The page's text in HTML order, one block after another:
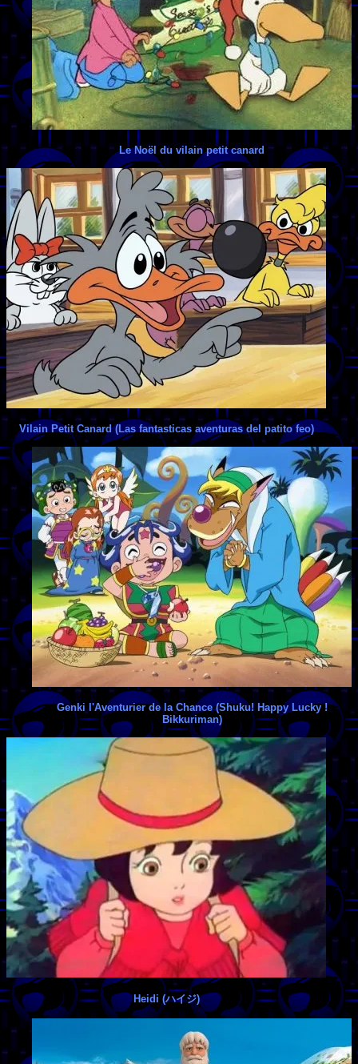
Le Noël du vilain petit canard
Vilain Petit Canard (Las fantasticas aventuras del patito feo)
Genki l'Aventurier de la Chance (Shuku! Happy Lucky !
Bikkuriman)
Heidi (ハイジ)